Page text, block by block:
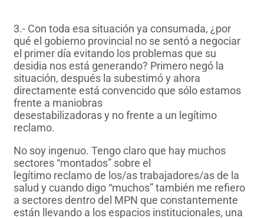
3.- Con toda esa situación ya consumada, ¿por
qué el gobierno provincial no se sentó a negociar
el primer día evitando los problemas que su
desidia nos está generando? Primero negó la
situación, después la subestimó y ahora
directamente está convencido que sólo estamos
frente a maniobras
desestabilizadoras y no frente a un legítimo
reclamo.
No soy ingenuo. Tengo claro que hay muchos
sectores “montados” sobre el
legítimo reclamo de los/as trabajadores/as de la
salud y cuando digo “muchos” también me refiero
a sectores dentro del MPN que constantemente
están llevando a los espacios institucionales, una